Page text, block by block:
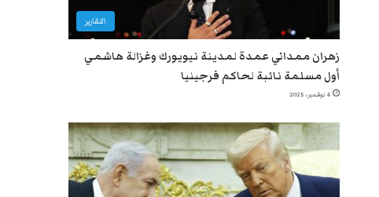
التقارير
زهران ممداني عمدة لمدينة نيويورك وغزالة هاشمي
أول مسلمة نائبة لحاكم فرجينيا
4 نوفمبر، 2025